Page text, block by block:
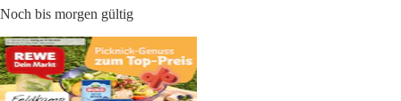
Noch bis morgen gültig